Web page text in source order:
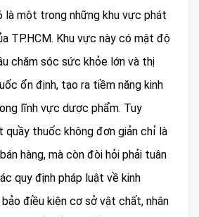
là một trong những khu vực phát
TP.HCM. Khu vực này có mật độ
chăm sóc sức khỏe lớn và thị
ổn định, tạo ra tiềm năng kinh
lĩnh vực dược phẩm. Tuy
quầy thuốc không đơn giản chỉ là
hàng, mà còn đòi hỏi phải tuân
quy định pháp luật về kinh
điều kiện cơ sở vật chất, nhân